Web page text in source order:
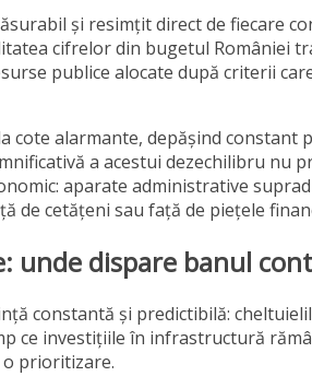
și resimțit direct de fiecare
cifrelor din bugetul României
publice alocate după criterii
cote alarmante, depășind constant
a acestui dezechilibru nu
aparate administrative
de cetățeni sau față de piețele
unde dispare banul
constantă și predictibilă:
ce investițiile în infrastructură
o prioritizare.